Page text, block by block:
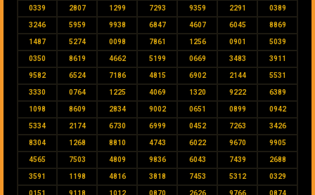
0339 2807 1299 7293 9359 2291 0389
3246 5959 9938 6847 4607 6045 8869
1487 5274 0098 7861 1256 0901 5039
0350 8619 4662 5199 0669 3483 3911
9582 6524 7186 4815 6902 2144 5531
3330 0764 1225 4069 1320 9222 6389
1098 8609 2834 9002 0651 0899 0942
5334 2174 6730 6999 0452 7263 3426
8304 1268 8810 4743 6022 9670 9905
4565 7503 4809 9836 6043 7439 2688
3591 1198 4816 3818 7453 5312 0329